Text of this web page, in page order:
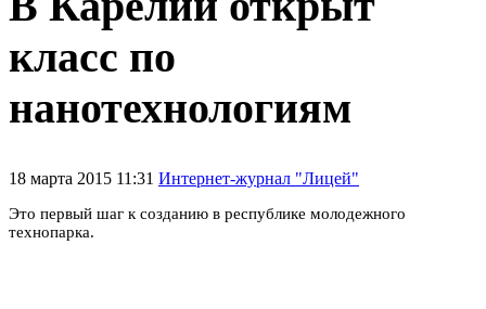
класс по
нанотехнологиям
18 марта 2015 11:31 Интернет-журнал "Лицей"
Это первый шаг к созданию в республике молодежного
технопарка.